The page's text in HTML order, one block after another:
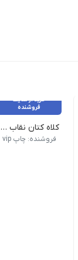
وجه ارائه می شوند.
و با گارانتی
اورجینال و
خرید از سایت
فروشنده
کلاه کتان نقاب دار مشکیتمامی کالاهای
فروشنده: چاپ vip